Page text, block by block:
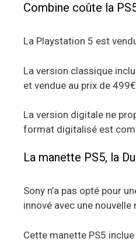
Combine coûte la
La Playstation 5 est
La version classique
et vendue au prix de 499€
La version digitale ne
format digitalisé est
La manette PS5, la
Sony n’a pas opté pour
innové avec une nouvelle
Cette manette PS5 inclue